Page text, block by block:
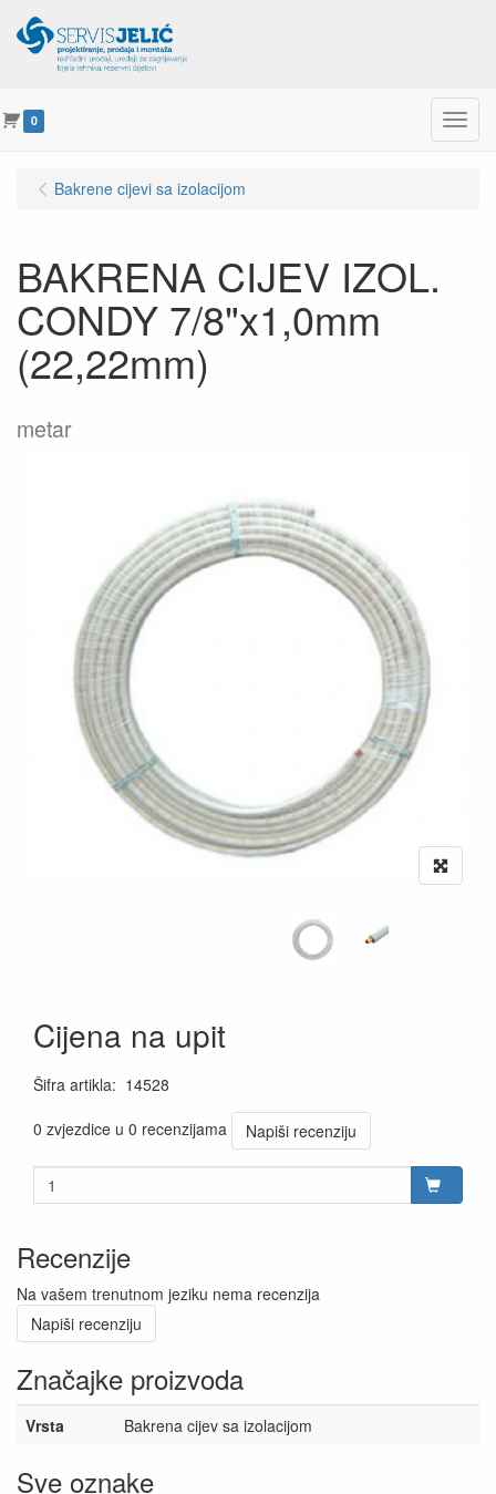
0 Menu
Bakrene cijevi sa izolacijom
BAKRENA CIJEV IZOL.
CONDY 7/8"x1,0mm
(22,22mm)
metar
Cijena na upit
Šifra artikla: 14528
0 zvjezdice u 0 recenzijama
Napiši recenziju
Recenzije
Na vašem trenutnom jeziku nema recenzija
Napiši recenziju
Značajke proizvoda
Vrsta Bakrena cijev sa izolacijom
Sve oznake